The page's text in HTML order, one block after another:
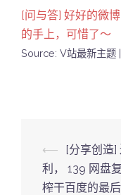
[问与答] 好好的微
的手上，可惜了～
Source: V站最新主题
Post
⟵
[分享创造]
利， 139 网盘复
榨干百度的最